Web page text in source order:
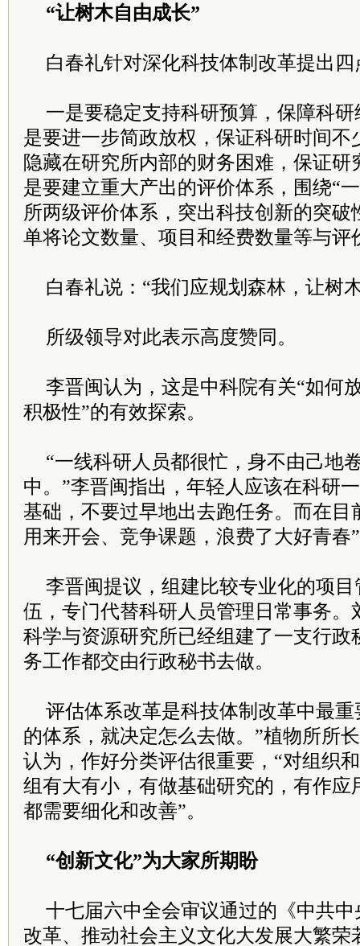
“让树木自由成长”
白春礼针对深化科技体制改革提出四
一是要稳定支持科研预算，保障科
是要进一步简政放权，保证科研时间不
隐藏在研究所内部的财务困难，保证研
是要建立重大产出的评价体系，围绕“
所两级评价体系，突出科技创新的突破
单将论文数量、项目和经费数量等与评
白春礼说：“我们应规划森林，让树
所级领导对此表示高度赞同。
李晋闽认为，这是中科院有关“如何
积极性”的有效探索。
“一线科研人员都很忙，身不由己地
中。”李晋闽指出，年轻人应该在科研
基础，不要过早地出去跑任务。而在目
用来开会、竞争课题，浪费了大好青春
李晋闽提议，组建比较专业化的项
伍，专门代替科研人员管理日常事务。
科学与资源研究所已经组建了一支行政
务工作都交由行政秘书去做。
评估体系改革是科技体制改革中最
的体系，就决定怎么去做。”植物所所
认为，作好分类评估很重要，“对组织
组有大有小，有做基础研究的，有作应
都需要细化和改善”。
“创新文化”为大家所期盼
十七届六中全会审议通过的《中共
改革、推动社会主义文化大发展大繁荣